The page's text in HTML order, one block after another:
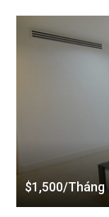
$1,500/Tháng